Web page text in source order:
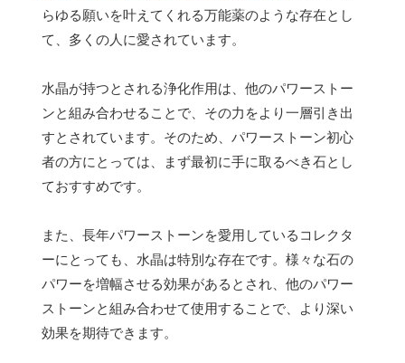
らゆる願いを叶えてくれる万能薬のような存在とし
て、多くの人に愛されています。
水晶が持つとされる浄化作用は、他のパワーストー
ンと組み合わせることで、その力をより一層引き出
すとされています。そのため、パワーストーン初心
者の方にとっては、まず最初に手に取るべき石とし
ておすすめです。
また、長年パワーストーンを愛用しているコレクタ
ーにとっても、水晶は特別な存在です。様々な石の
パワーを増幅させる効果があるとされ、他のパワー
ストーンと組み合わせて使用することで、より深い
効果を期待できます。